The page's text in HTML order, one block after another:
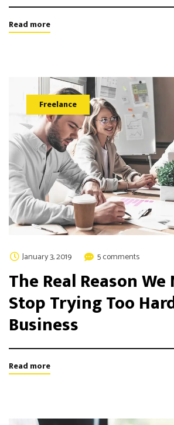
Read more
Freelance
January 3, 2019 5 comments
The Real Reason We
Stop Trying Too
Business
Read more